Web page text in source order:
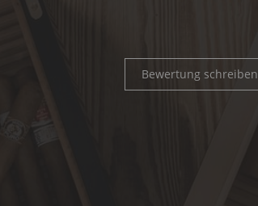
Bewertung schreiben